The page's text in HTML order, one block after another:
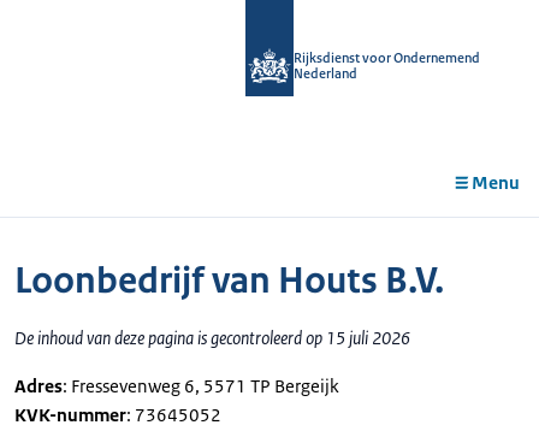
Rijksdienst voor Ondernemend
Nederland
Menu
Loonbedrijf van Houts B.V.
De inhoud van deze pagina is gecontroleerd op 15 juli 2026
Adres: Fressevenweg 6, 5571 TP Bergeijk
KVK-nummer: 73645052